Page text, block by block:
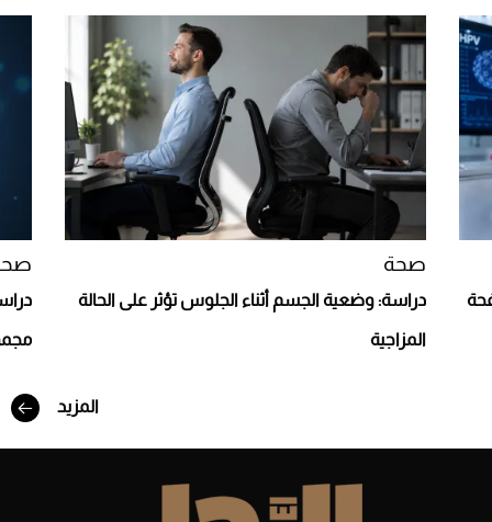
Aston Martin Valiant: على هوى الأبطال
صحة
دراسة: وضعية الجسم أثناء الجلوس تؤثر على الحالة
المزاجية
المزيد